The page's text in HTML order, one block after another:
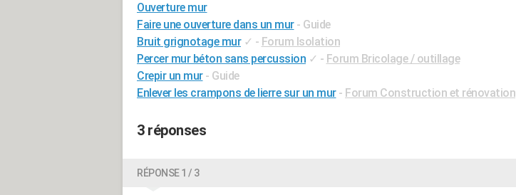
Ouverture mur
Faire une ouverture dans un mur - Guide
Bruit grignotage mur ✓ - Forum Isolation
Percer mur béton sans percussion ✓ - Forum Bricolage / outillage
Crepir un mur - Guide
Enlever les crampons de lierre sur un mur - Forum Construction et rénovation
3 réponses
RÉPONSE 1 / 3